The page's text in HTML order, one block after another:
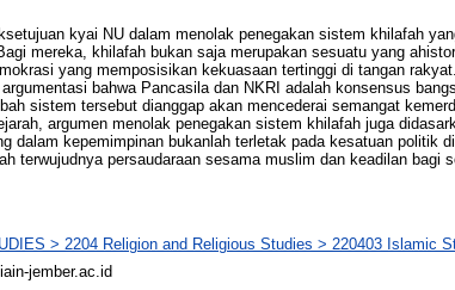
kyai NU dalam menolak penegakan sistem khilafah
mereka, khilafah bukan saja merupakan sesuatu yang
yang memposisikan kekuasaan tertinggi di tangan rakyat.
bahwa Pancasila dan NKRI adalah konsensus
sistem tersebut dianggap akan mencederai semangat
argumen menolak penegakan sistem khilafah juga
dalam kepemimpinan bukanlah terletak pada kesatuan politik
terwujudnya persaudaraan sesama muslim dan keadilan bagi
> 2204 Religion and Religious Studies > 220403 Islamic
jember.ac.id